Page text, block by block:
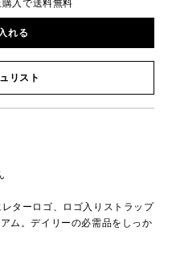
入で送料無料
れる
リスト
ターロゴ、ロゴ入りストラップ
ム。デイリーの必需品をしっか